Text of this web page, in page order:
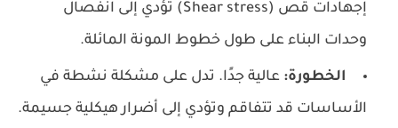
إجهادات قص (Shear stress) تؤدي إلى انفصال
وحدات البناء على طول خطوط المونة المائلة.
الخطورة: عالية جدًا. تدل على مشكلة نشطة في
الأساسات قد تتفاقم وتؤدي إلى أضرار هيكلية جسيمة.